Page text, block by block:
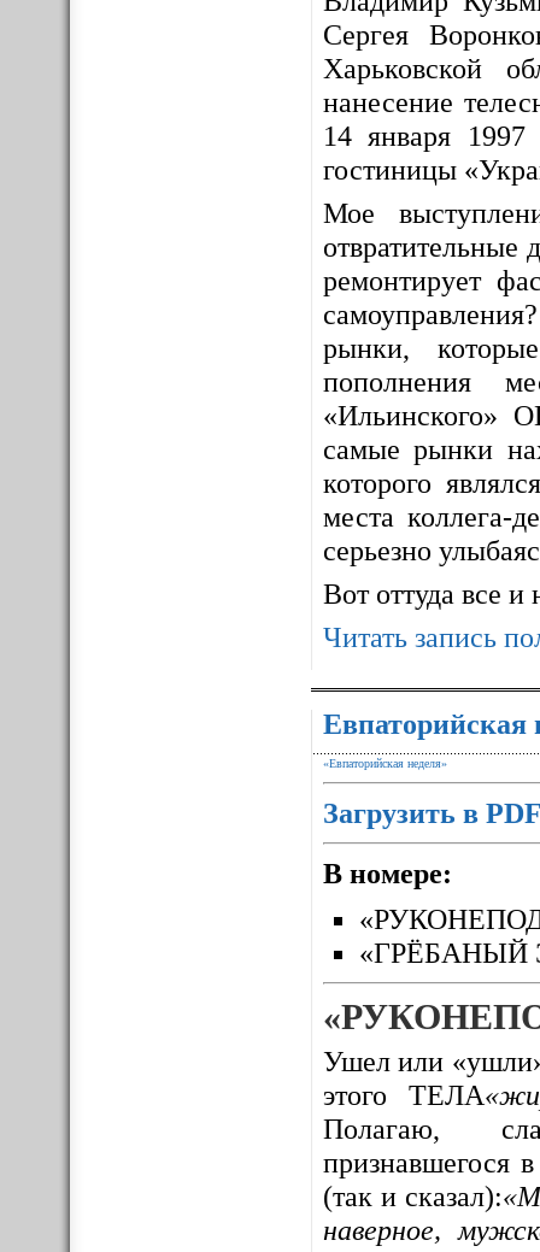
Сергея
Харьковской
нанесение
14 января
гостиницы
Мое
отвратительные
ремонтирует
рынки,
пополнения
«Ильинского»
самые рынки
которого
места коллега-
серьезно
Вот оттуда все и
Читать запись
Евпаторийская
«Евпаторийская неделя»
Загрузить в
В номере:
«ГРЁБАНЫЙ
Ушел или
этого ТЕЛА
Полагаю,
признавшегося
(так и сказал):
наверное,